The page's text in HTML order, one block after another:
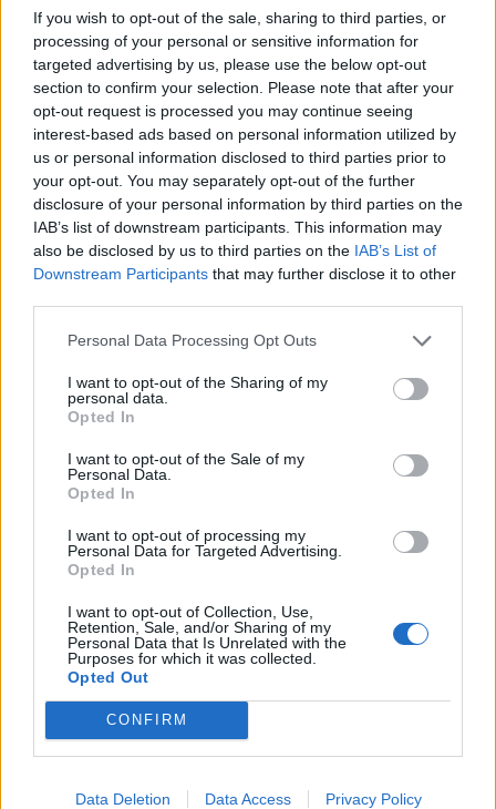
If you wish to opt-out of the sale, sharing to third parties, or
processing of your personal or sensitive information for
targeted advertising by us, please use the below opt-out
section to confirm your selection. Please note that after your
opt-out request is processed you may continue seeing
interest-based ads based on personal information utilized by
us or personal information disclosed to third parties prior to
your opt-out. You may separately opt-out of the further
disclosure of your personal information by third parties on the
IAB’s list of downstream participants. This information may
also be disclosed by us to third parties on the IAB’s List of
Downstream Participants that may further disclose it to other
Personal Data Processing Opt Outs
I want to opt-out of the Sharing of my
personal data.
Opted In
I want to opt-out of the Sale of my
Personal Data.
Opted In
I want to opt-out of processing my
Personal Data for Targeted Advertising.
Opted In
I want to opt-out of Collection, Use,
Retention, Sale, and/or Sharing of my
Personal Data that Is Unrelated with the
Purposes for which it was collected.
Opted Out
CONFIRM
Data Deletion Data Access Privacy Policy
Edellinen artikkeli
Qatarin MM-kisat 2022
huipentuvat viikko ennen joulua
Seuraava artikkeli
Jürgen Klopp päivitteli tappiota
Arsenalille – ”Pelasimme hyvää
jalkapalloa”
LIITTYVÄT ARTIKKELIT LISÄÄ TEKIJÄLTÄ
Suomen MM-karsintojen näkymät –
todellinen jalkapallokommentaattorin
analyysi
näin katsot ottelun
Jalkapallon U21 EM-kisat 2025 – tässä
otteluohjelma ja Suomen joukkue